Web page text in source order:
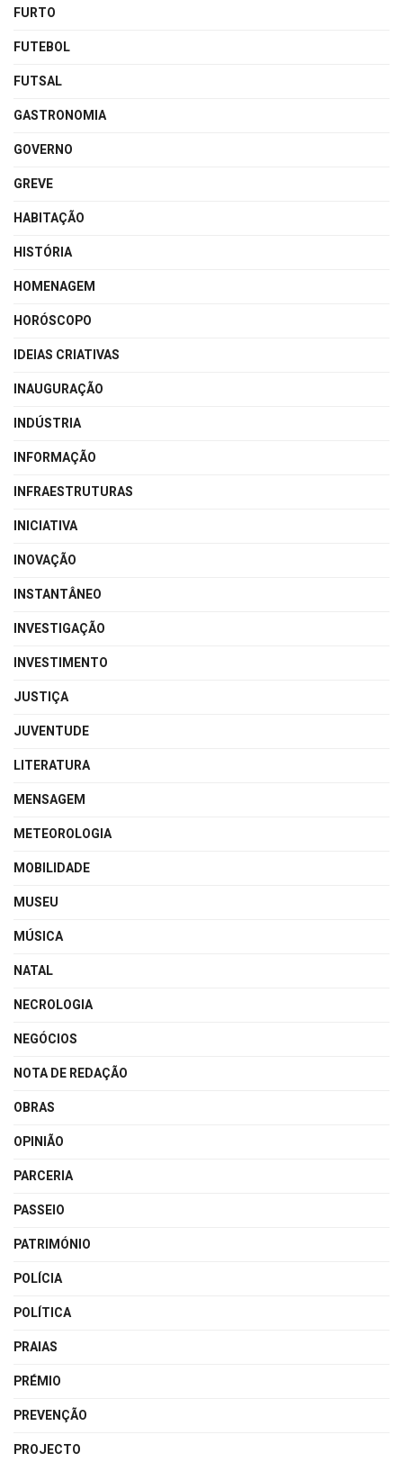
FURTO
FUTEBOL
FUTSAL
GASTRONOMIA
GOVERNO
GREVE
HABITAÇÃO
HISTÓRIA
HOMENAGEM
HORÓSCOPO
IDEIAS CRIATIVAS
INAUGURAÇÃO
INDÚSTRIA
INFORMAÇÃO
INFRAESTRUTURAS
INICIATIVA
INOVAÇÃO
INSTANTÂNEO
INVESTIGAÇÃO
INVESTIMENTO
JUSTIÇA
JUVENTUDE
LITERATURA
MENSAGEM
METEOROLOGIA
MOBILIDADE
MUSEU
MÚSICA
NATAL
NECROLOGIA
NEGÓCIOS
NOTA DE REDAÇÃO
OBRAS
OPINIÃO
PARCERIA
PASSEIO
PATRIMÓNIO
POLÍCIA
POLÍTICA
PRAIAS
PRÉMIO
PREVENÇÃO
PROJECTO